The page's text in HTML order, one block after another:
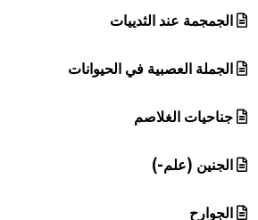
الجمجمة عند الثدييات
الجملة العصبية في الحيوانات
جناحيات الغلاصم
الجنين (علم-)
الجوارح